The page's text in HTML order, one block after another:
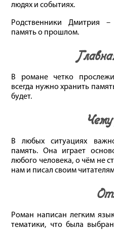
людях и событиях.
Родственники Дмитрия
память о прошлом.
В романе четко
всегда нужно хранить
будет.
В любых ситуациях
память. Она играет
любого человека, о чём не
нам и писал своим
Роман написан легким
тематики, что была